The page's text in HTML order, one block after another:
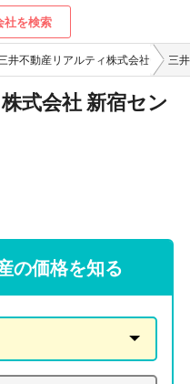
社を検索
井不動産リアルティ株式会社 三
式会社 新宿セン
の価格を知る